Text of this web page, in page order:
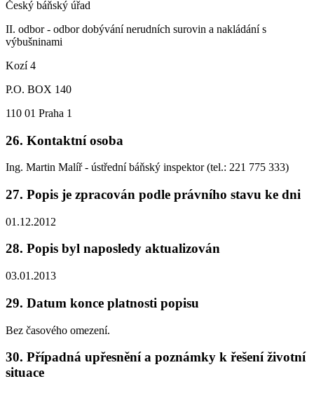
Český báňský úřad
II. odbor - odbor dobývání nerudních surovin a nakládání s
výbušninami
Kozí 4
P.O. BOX 140
110 01 Praha 1
26. Kontaktní osoba
Ing. Martin Malíř - ústřední báňský inspektor (tel.: 221 775 333)
27. Popis je zpracován podle právního stavu ke dni
01.12.2012
28. Popis byl naposledy aktualizován
03.01.2013
29. Datum konce platnosti popisu
Bez časového omezení.
30. Případná upřesnění a poznámky k řešení životní
situace